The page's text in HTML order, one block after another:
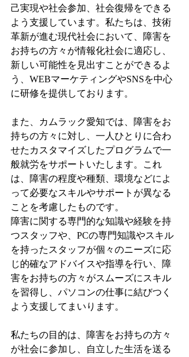
己実現や社会参加、社会復帰をできる
よう支援しています。私たちは、技術
革新が進む現代社会において、障害を
お持ちの方々が情報化社会に適応し、
新しい可能性を見出すことができるよ
う、WEBマーケティングやSNSを中心
に研修を提供しております。
また、カムラック愛知では、障害をお
持ちの方々に対し、一人ひとりに合わ
せたカスタマイズしたプログラムで一
般就労をサポートいたします。これ
は、障害の程度や種類、環境などによ
って必要なスキルやサポートが異なる
ことを考慮したものです。
障害に関する専門的な知識や経験を持
つスタッフや、PCの専門知識やスキル
を持ったスタッフが個々のニーズに応
じ的確なアドバイスや指導を行い、障
害をお持ちの方々がスムーズにスキル
を習得し、パソコンの仕事に結びつく
よう支援してまいります。
私たちの目的は、障害をお持ちの方々
が社会に参加し、自立した生活を送る